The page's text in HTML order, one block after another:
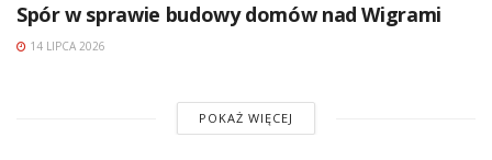
Spór w sprawie budowy domów nad Wigrami
14 LIPCA 2026
POKAŻ WIĘCEJ